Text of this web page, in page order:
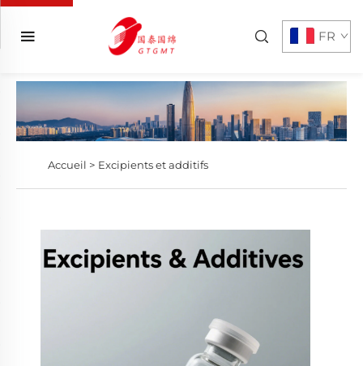
FR
Accueil > Excipients et additifs